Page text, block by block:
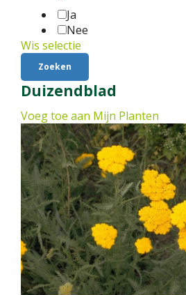
Ja
Nee
Wis selectie
Duizendblad
Voeg toe aan Mijn Planten